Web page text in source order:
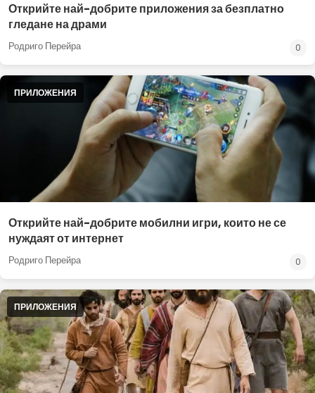
Открийте най-добрите приложения за безплатно
гледане на драми
Родриго Перейра 0
ПРИЛОЖЕНИЯ
Открийте най-добрите мобилни игри, които не се
нуждаят от интернет
Родриго Перейра 0
ПРИЛОЖЕНИЯ